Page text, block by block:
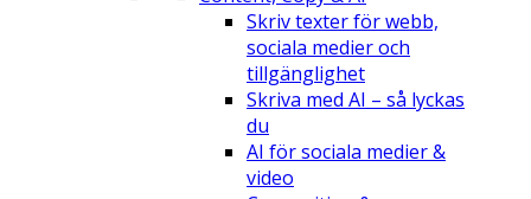
Skriv texter för webb,
sociala medier och
tillgänglighet
Skriva med AI – så lyckas
du
AI för sociala medier &
video